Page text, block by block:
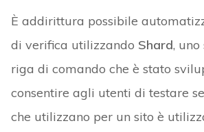
È addirittura possibile
di verifica utilizzando Shard,
riga di comando che è stato
consentire agli utenti di testare
che utilizzano per un sito è